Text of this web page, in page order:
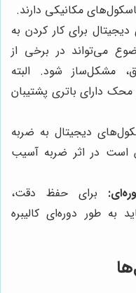
مکانیکی دارند.
برای کار کردن به
می‌تواند در برخی از
مشکل‌ساز شود. البته
دارای باتری پشتیبان
دیجیتال به ضربه
در اثر ضربه آسیب
برای حفظ دقت،
به طور دوره‌ای کالیبره